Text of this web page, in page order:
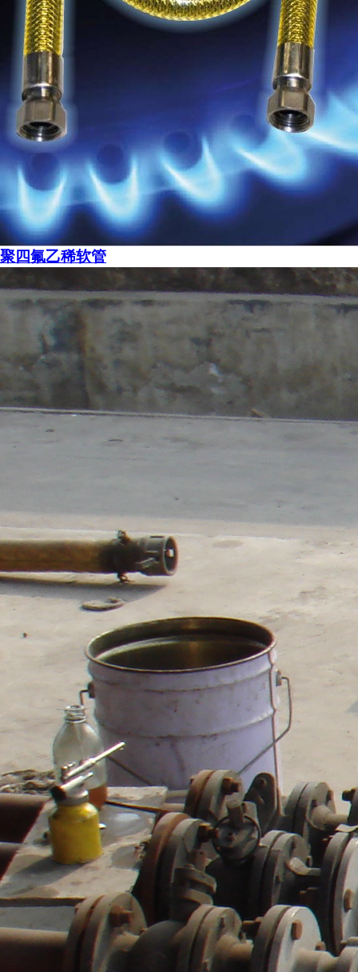
聚四氟乙稀软管